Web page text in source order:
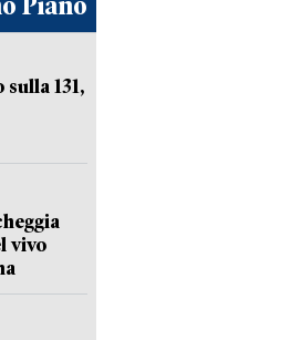
131,
vivo